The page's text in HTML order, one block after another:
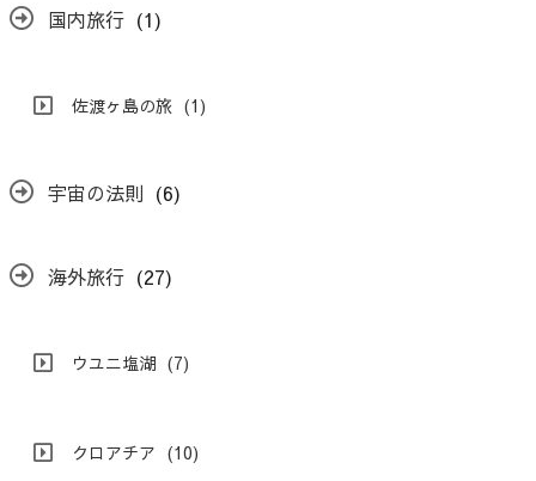
国内旅行 (1)
佐渡ヶ島の旅 (1)
宇宙の法則 (6)
海外旅行 (27)
ウユニ塩湖 (7)
クロアチア (10)